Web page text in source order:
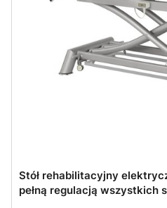
Stół rehabilitacyjny
pełną regulacją wszystkich